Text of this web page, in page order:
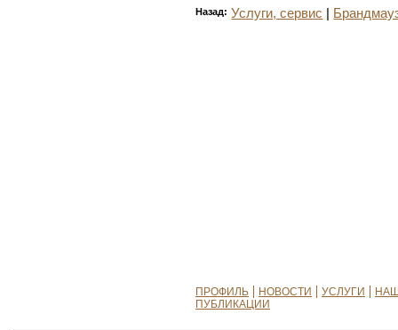
Назад: Услуги, сервис
ПРОФИЛЬ НОВОСТИ УСЛУГИ
ПУБЛИКАЦИИ